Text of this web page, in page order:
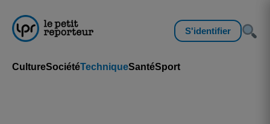
S'identifier
CultureSociétéTechniqueSantéSport